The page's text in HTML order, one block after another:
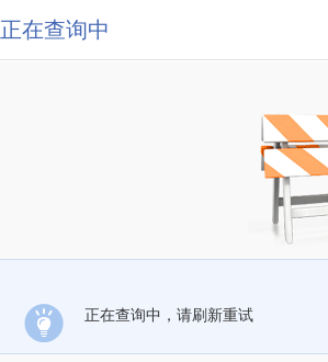
正在查询中
正在查询中，请刷新重试